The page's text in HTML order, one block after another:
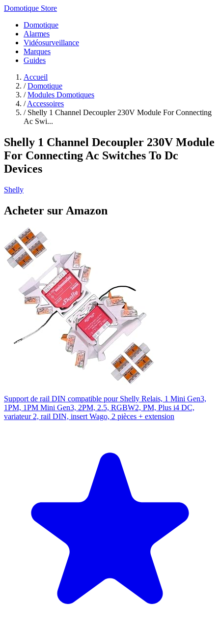
Domotique Store
Domotique
Alarmes
Vidéosurveillance
Marques
Guides
Accueil
/ Domotique
/ Modules Domotiques
/ Accessoires
/ Shelly 1 Channel Decoupler 230V Module For Connecting
Ac Swi...
Shelly 1 Channel Decoupler 230V Module
For Connecting Ac Switches To Dc
Devices
Shelly
Acheter sur Amazon
Support de rail DIN compatible pour Shelly Relais, 1 Mini Gen3,
1PM, 1PM Mini Gen3, 2PM, 2.5, RGBW2, PM, Plus i4 DC,
variateur 2, rail DIN, insert Wago, 2 pièces + extension